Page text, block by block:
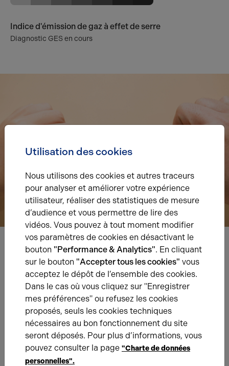
Indice d'émission de gaz à effet de serre
Diagnostic GES en cours
Nous avons hâte de vous lire,
prenez contact !
Nom*
Prénom*
Utilisation des cookies
Nous utilisons des cookies et autres traceurs
pour analyser et améliorer votre expérience
utilisateur, réaliser des statistiques de mesure
d’audience et vous permettre de lire des
vidéos. Vous pouvez à tout moment modifier
vos paramètres de cookies en désactivant le
bouton "Performance & Analytics". En cliquant
sur le bouton "Accepter tous les cookies" vous
acceptez le dépôt de l’ensemble des cookies.
Dans le cas où vous cliquez sur "Enregistrer
mes préférences" ou refusez les cookies
proposés, seuls les cookies techniques
nécessaires au bon fonctionnement du site
seront déposés. Pour plus d’informations, vous
pouvez consulter la page "Charte de données
personnelles".